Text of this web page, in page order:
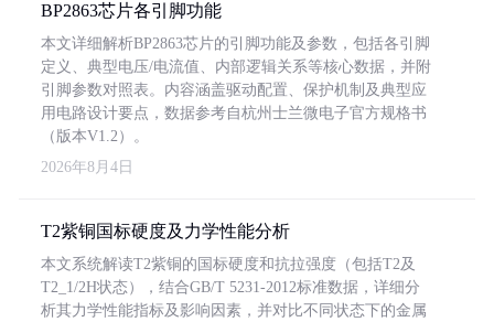
BP2863芯片各引脚功能
本文详细解析BP2863芯片的引脚功能及参数，包括各引脚
定义、典型电压/电流值、内部逻辑关系等核心数据，并附
引脚参数对照表。内容涵盖驱动配置、保护机制及典型应
用电路设计要点，数据参考自杭州士兰微电子官方规格书
（版本V1.2）。
2026年8月4日
T2紫铜国标硬度及力学性能分析
本文系统解读T2紫铜的国标硬度和抗拉强度（包括T2及
T2_1/2H状态），结合GB/T 5231-2012标准数据，详细分
析其力学性能指标及影响因素，并对比不同状态下的金属